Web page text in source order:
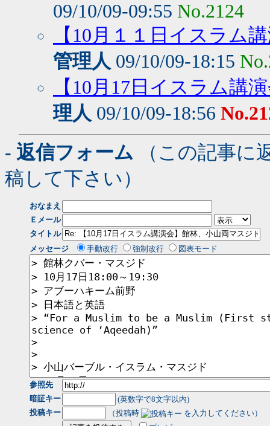
09/10/09-09:55 No.2124
【10月１１日イスラム
管理人 09/10/09-18:15
【10月17日イスラム講
理人 09/10/09-18:56
- 返信フォーム （この記事に
稿して下さい）
おなまえ
Ｅメール
タイトル
メッセージ
手動改行 強制改行 図表モード
参照先
暗証キー
(英数字で8文字以内)
投稿キー
（投稿時
を入力してください）